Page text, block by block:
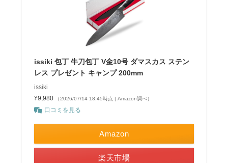
issiki 包丁 牛刀包丁 V金10号 ダマスカス ステン
レス プレゼント キャンプ 200mm
issiki
¥9,980
（2026/07/14 18:45時点 | Amazon調べ）
口コミを見る
Amazon
楽天市場